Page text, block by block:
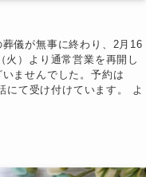
儀が無事に終わり、2月16
火）より通常営業を再開し
ませんでした。予約は
にて受け付けています。 よ